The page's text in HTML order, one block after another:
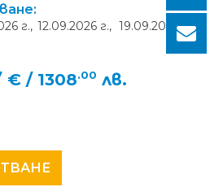
г.,12.09.2026 г., 19.09.2026 г.
€ / 1308.00 лв.